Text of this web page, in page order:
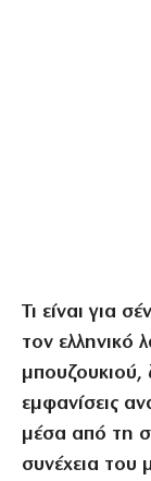
Τι είναι για
τον ελληνικό
μπουζουκιού,
εμφανίσεις
μέσα από τη
συνέχεια του